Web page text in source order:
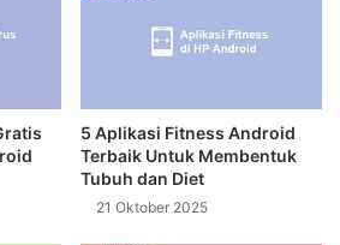
5 Aplikasi Fitness Android
Terbaik Untuk Membentuk
Tubuh dan Diet
21 Oktober 2025